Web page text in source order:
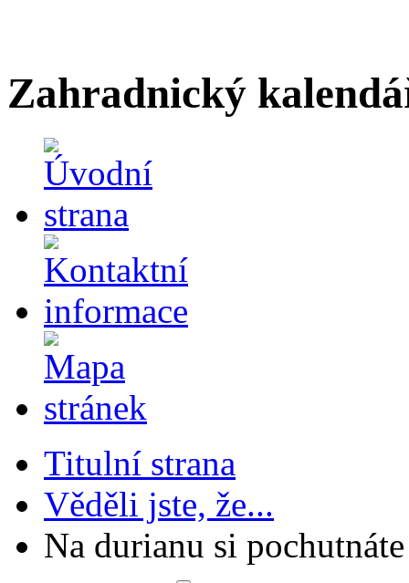
Zahradnický
Titulní strana
Věděli jste, že...
Na durianu si